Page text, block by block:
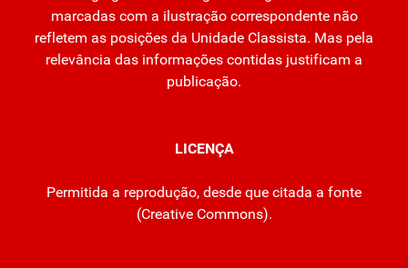
marcadas com a ilustração correspondente não
refletem as posições da Unidade Classista. Mas pela
relevância das informações contidas justificam a
publicação.
LICENÇA
Permitida a reprodução, desde que citada a fonte
(Creative Commons).